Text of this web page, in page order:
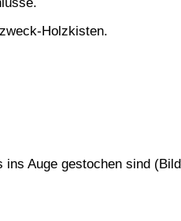
Holz­kisten.
ins Auge gestochen sind